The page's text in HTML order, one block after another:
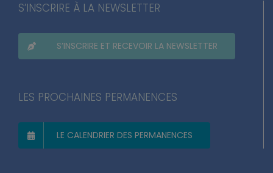
S’INSCRIRE À LA NEWSLETTER
S’INSCRIRE ET RECEVOIR LA NEWSLETTER
LES PROCHAINES PERMANENCES
LE CALENDRIER DES PERMANENCES